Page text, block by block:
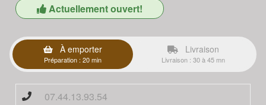
Actuellement ouvert!
À emporter
Préparation : 20 min
Livraison
Livraison : 30 à 45 mn
07.44.13.93.54